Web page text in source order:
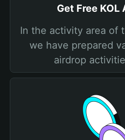
Get Free KOL
In the activity area of
we have prepared
airdrop